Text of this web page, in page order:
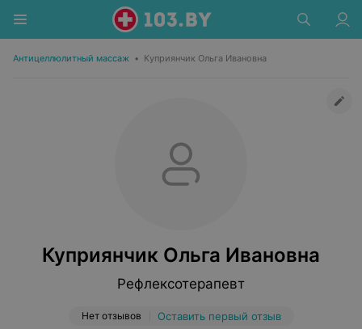
Антицеллюлитный массаж • Куприянчик Ольга Ивановна
Куприянчик Ольга Ивановна
Рефлексотерапевт
Нет отзывов Оставить первый отзыв